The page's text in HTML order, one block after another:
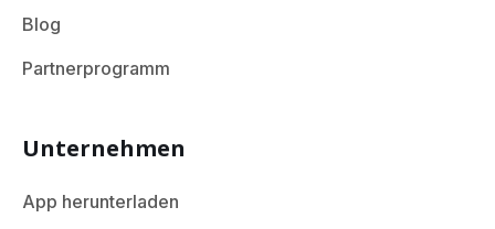
Blog
Partnerprogramm
Unternehmen
App herunterladen